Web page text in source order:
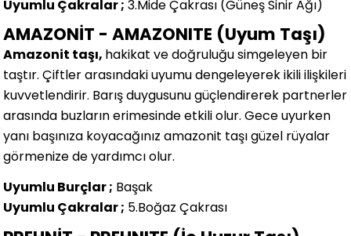
Uyumlu Çakralar ; 3.Mide Çakrası (Güneş Sinir Ağı)
AMAZONİT - AMAZONITE (Uyum Taşı)
Amazonit taşı, hakikat ve doğruluğu simgeleyen bir
taştır. Çiftler arasındaki uyumu dengeleyerek ikili ilişkileri
kuvvetlendirir. Barış duygusunu güçlendirerek partnerler
arasında buzların erimesinde etkili olur. Gece uyurken
yanı başınıza koyacağınız amazonit taşı güzel rüyalar
görmenize de yardımcı olur.
Uyumlu Burçlar ; Başak
Uyumlu Çakralar ; 5.Boğaz Çakrası